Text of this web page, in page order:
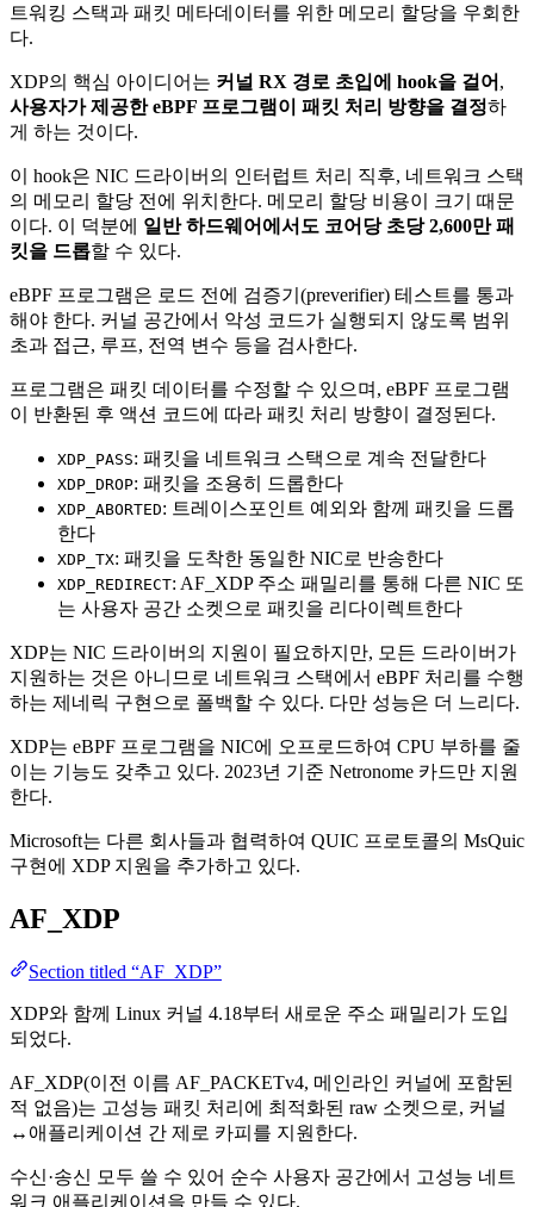
트워킹 스택과 패킷 메타데이터를 위한 메모리 할당을 우회한
다.
XDP의 핵심 아이디어는 커널 RX 경로 초입에 hook을 걸어 ,
사용자가 제공한 eBPF 프로그램이 패킷 처리 방향을 결정하
게 하는 것이다.
이 hook은 NIC 드라이버의 인터럽트 처리 직후, 네트워크 스택
의 메모리 할당 전에 위치한다. 메모리 할당 비용이 크기 때문
이다. 이 덕분에 일반 하드웨어에서도 코어당 초당 2,600만 패
킷을 드롭할 수 있다.
eBPF 프로그램은 로드 전에 검증기(preverifier) 테스트를 통과
해야 한다. 커널 공간에서 악성 코드가 실행되지 않도록 범위
초과 접근, 루프, 전역 변수 등을 검사한다.
프로그램은 패킷 데이터를 수정할 수 있으며, eBPF 프로그램
이 반환된 후 액션 코드에 따라 패킷 처리 방향이 결정된다.
XDP_PASS: 패킷을 네트워크 스택으로 계속 전달한다
XDP_DROP: 패킷을 조용히 드롭한다
XDP_ABORTED: 트레이스포인트 예외와 함께 패킷을 드롭
한다
XDP_TX: 패킷을 도착한 동일한 NIC로 반송한다
XDP_REDIRECT: AF_XDP 주소 패밀리를 통해 다른 NIC 또
는 사용자 공간 소켓으로 패킷을 리다이렉트한다
XDP는 NIC 드라이버의 지원이 필요하지만, 모든 드라이버가
지원하는 것은 아니므로 네트워크 스택에서 eBPF 처리를 수행
하는 제네릭 구현으로 폴백할 수 있다. 다만 성능은 더 느리다.
XDP는 eBPF 프로그램을 NIC에 오프로드하여 CPU 부하를 줄
이는 기능도 갖추고 있다. 2023년 기준 Netronome 카드만 지원
한다.
Microsoft는 다른 회사들과 협력하여 QUIC 프로토콜의 MsQuic
구현에 XDP 지원을 추가하고 있다.
AF_XDP
Section titled “AF_XDP”
XDP와 함께 Linux 커널 4.18부터 새로운 주소 패밀리가 도입
되었다.
AF_XDP(이전 이름 AF_PACKETv4, 메인라인 커널에 포함된
적 없음)는 고성능 패킷 처리에 최적화된 raw 소켓으로, 커널
↔애플리케이션 간 제로 카피를 지원한다.
수신·송신 모두 쓸 수 있어 순수 사용자 공간에서 고성능 네트
워크 애플리케이션을 만들 수 있다.